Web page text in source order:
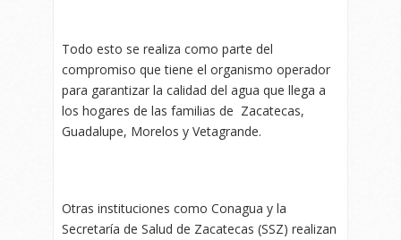
Todo esto se realiza como parte del
compromiso que tiene el organismo operador
para garantizar la calidad del agua que llega a
los hogares de las familias de Zacatecas,
Guadalupe, Morelos y Vetagrande.
Otras instituciones como Conagua y la
Secretaría de Salud de Zacatecas (SSZ) realizan